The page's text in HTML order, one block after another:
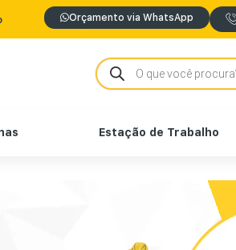
Orçamento via WhatsApp
Estação de Trabalho